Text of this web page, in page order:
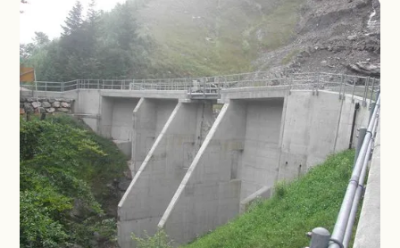
mit spektakulärer Lage auf dem Bergkamm. Die
Fundation des Neubaus wurde inmitten der steil
abfallenden Bergflanke erstellt. Zudem wurden u.a.
die Bergstation der Kehrsiten-Bürgenstock
Standseilbahn, ein Kino, ein Shop sowie ein Ballroom
mit sehr grossen Spannweiten integriert. Beim
Alpine SPA wurde die Tragstruktur des ehemaligen
Gebäude umgebaut und grosszügig erweitert. Dabei
waren zahlreiche Unterfangungen, Spezialaushübe
und unkonventionelle Sicherungen der Tragstruktur
erforderlich. Zudem wurde ein Stollen unter dem
bestehenden Gebäude erstellt.